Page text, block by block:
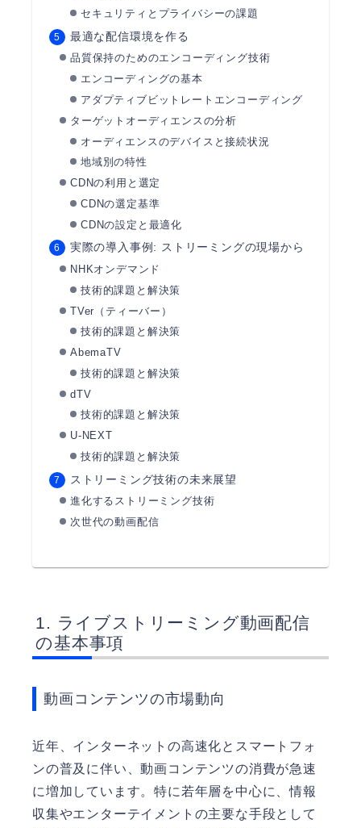
セキュリティとプライバシーの課題
最適な配信環境を作る
品質保持のためのエンコーディング技術
エンコーディングの基本
アダプティブビットレートエンコーディング
ターゲットオーディエンスの分析
オーディエンスのデバイスと接続状況
地域別の特性
CDNの利用と選定
CDNの選定基準
CDNの設定と最適化
実際の導入事例: ストリーミングの現場から
NHKオンデマンド
技術的課題と解決策
TVer（ティーバー）
技術的課題と解決策
AbemaTV
技術的課題と解決策
dTV
技術的課題と解決策
U-NEXT
技術的課題と解決策
ストリーミング技術の未来展望
進化するストリーミング技術
次世代の動画配信
ライブストリーミング動画配信
の基本事項
動画コンテンツの市場動向
近年、インターネットの高速化とスマートフォ
ンの普及に伴い、動画コンテンツの消費が急速
に増加しています。特に若年層を中心に、情報
収集やエンターテイメントの主要な手段として